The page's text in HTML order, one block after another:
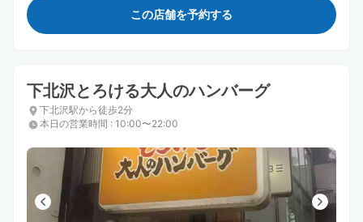
この店舗を予約する
下北沢とろける大人のハンバーグ
下北沢駅から徒歩2分
本日の営業時間 : 10:00〜22:00